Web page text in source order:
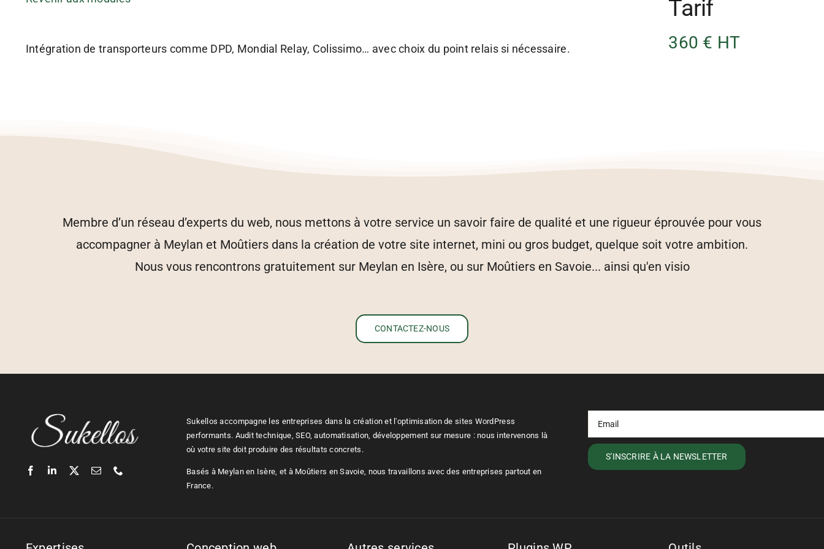
Intégration de transporteurs comme DPD, Mondial Relay, Colissimo… avec choix du point relais si nécessaire.
Tarif
360 € HT
Membre d’un réseau d’experts du web, nous mettons à votre service un savoir faire de qualité et une rigueur éprouvée pour vous
accompagner à Meylan et Moûtiers dans la création de votre site internet, mini ou gros budget, quelque soit votre ambition.
Nous vous rencontrons gratuitement sur Meylan en Isère, ou sur Moûtiers en Savoie... ainsi qu'en visio
CONTACTEZ-NOUS
Sukellos accompagne les entreprises dans la création et l'optimisation de sites WordPress
performants. Audit technique, SEO, automatisation, développement sur mesure : nous intervenons là
où votre site doit produire des résultats concrets.
Basés à Meylan en Isère, et à Moûtiers en Savoie, nous travaillons avec des entreprises partout en
France.